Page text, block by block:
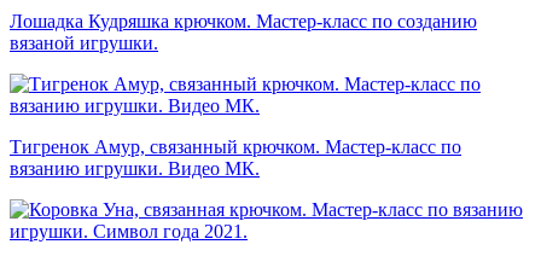
Лошадка Кудряшка крючком. Мастер-класс по созданию
вязаной игрушки.
Тигренок Амур, связанный крючком. Мастер-класс по
вязанию игрушки. Видео МК.